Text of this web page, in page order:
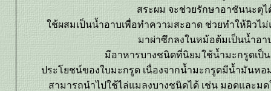
สระผม จะช่วยรักษาอาชันนะตุไ
ช้ผสมเป็นน้ำอาบเพื่อทำความสะอาด ช่วยทำให้ผิวไม่
มาผ่าซึกลงในหม้อต้มเป็นน้ำอา
มีอาหารบางชนิดที่นิยมใช้น้ำมะกรูดเป็
ประโยชน์ของใบมะกรูด เนื่องจากน้ำมะกรูดมีน้ำมันห
สามารถนำไปใช้ไล่แมลงบางชนิดได้ เช่น มอดและม